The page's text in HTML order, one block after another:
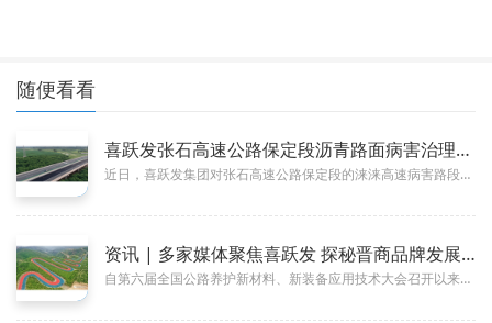
随便看看
08-12 喜跃发张石高速公路保定段沥青路面病害治理工程顺利完工
近日，喜跃发集团对张石高速公路保定段的涞涞高速病害路段进行修复治理，该工程已顺利完工。在本次项目所承揽的G9511（K6...
01-09 资讯 | 多家媒体聚焦喜跃发 探秘晋商品牌发展之路
自第六届全国公路养护新材料、新装备应用技术大会召开以来，喜跃发受到了省内新闻媒体的广泛关注，通过图文视频等形式，多角度，...